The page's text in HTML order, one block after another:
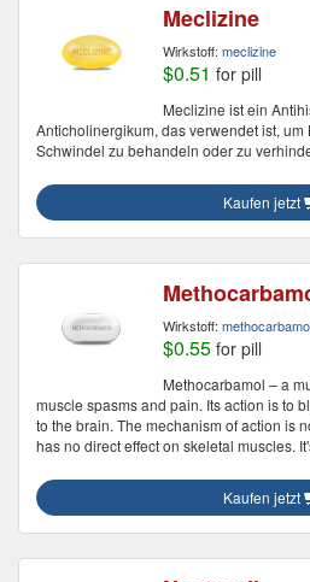
Meclizine
Wirkstoff: meclizine
$0.51 for pill
Meclizine ist ein
Anticholinergikum, das verwendet ist,
Schwindel zu behandeln oder zu
Kaufen jetzt
Wirkstoff:
$0.55 for pill
Methocarbamol – a
muscle spasms and pain. Its action is to
to the brain. The mechanism of action is
has no direct effect on skeletal muscles.
Kaufen jetzt